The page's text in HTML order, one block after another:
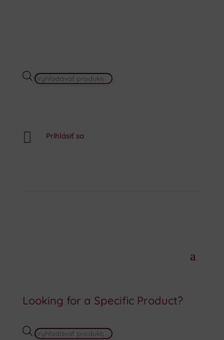
PRODUCTS
 Prihlásiť sa
Looking for a Specific Product?
PRODUCTS